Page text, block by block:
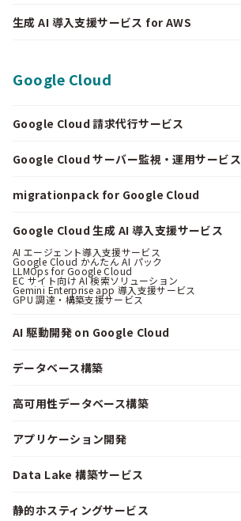
生成 AI 導入支援サービス for AWS
Google Cloud
Google Cloud 請求代行サービス
Google Cloud サーバー監視・運用サービス
migrationpack for Google Cloud
Google Cloud 生成 AI 導入支援サービス
AI エージェント導入支援サービス
Google Cloud かんたん AI パック
LLMOps for Google Cloud
EC サイト向け AI 検索ソリューション
Gemini Enterprise app 導入支援サービス
GPU 調達・構築支援サービス
AI 駆動開発 on Google Cloud
データベース構築
高可用性データベース構築
アプリケーション開発
Data Lake 構築サービス
静的ホスティングサービス